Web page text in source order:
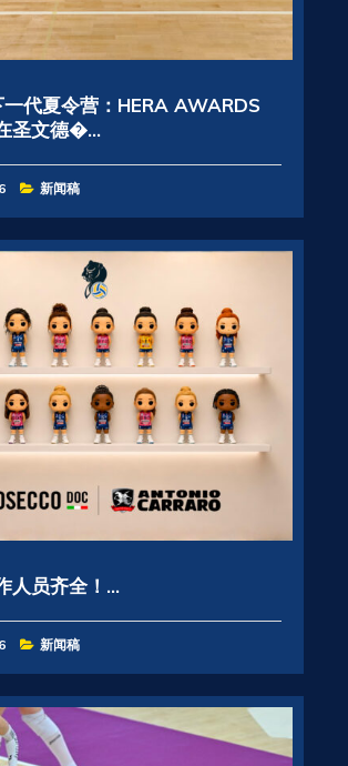
一代夏令营：HERA AWARDS
圣文德�...
新闻稿
人员齐全！...
新闻稿